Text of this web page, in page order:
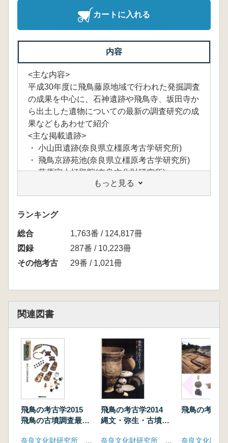
カートに入れる
内容
<主な内容>
平成30年度に飛鳥藤原地域で行われた発掘調査
の成果を中心に、石神遺跡や飛鳥寺、坂田寺か
ら出土した遺物についての最新の調査研究の成
果などもあわせて紹介
<主な掲載遺跡>
・ 小山田遺跡(奈良県立橿原考古学研究所)
・ 飛鳥京跡苑池(奈良県立橿原考古学研究所)
・ 藤原宮大極殿院(奈良文化財研究所)
・ 四条遺跡(奈良県立橿原考古学研究所)
・ 山田道(明日香村教育委員会)
・ 飛鳥寺第3次調査(奈良文化財研究所)
・ 坂田寺池SG100出土の瓦 (奈良文化財研究
所)
・ 石神遺跡土坑SK1244・1245出土の土器群
(奈良文化財研究所)
・ 藤原京の造営理念と平城京遷都の理由(奈良
もっと見る
ランキング
総合
1,763番 / 124,817冊
図録
287番 / 10,223冊
その他考古
29番 / 1,021冊
関連図書
飛鳥の考古学2015
飛鳥の古墳調査最前
奈良文化財研究所 飛鳥資料館
飛鳥の考古学2014
縄文・弥生・古墳か
奈良文化財研究所 飛鳥資料館
飛鳥の考古